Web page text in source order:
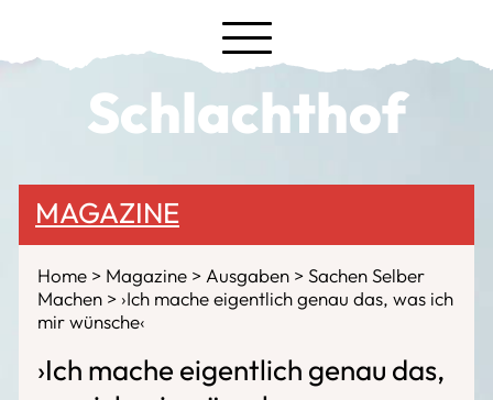
Schlachthof
MAGAZINE
Home Magazine Ausgaben
Sachen Selber
Machen
›Ich mache eigentlich genau das, was ich
mir wünsche‹
›Ich mache eigentlich genau das,